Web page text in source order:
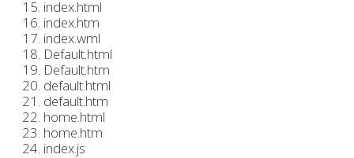
index.html
index.htm
index.wml
Default.html
Default.htm
default.html
default.htm
home.html
home.htm
index.js